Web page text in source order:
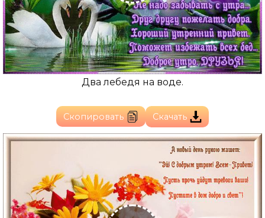
Два лебедя на воде.
Скопировать Скачать